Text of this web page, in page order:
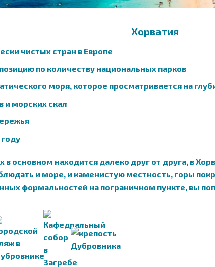
Хорватия
чистых стран в Европе
по количеству национальных парков
моря, которое просматривается на
и морских скал
в основном находится далеко друг от друга, в
и море, и каменистую местность, горы
формальностей на пограничном пункте, вы